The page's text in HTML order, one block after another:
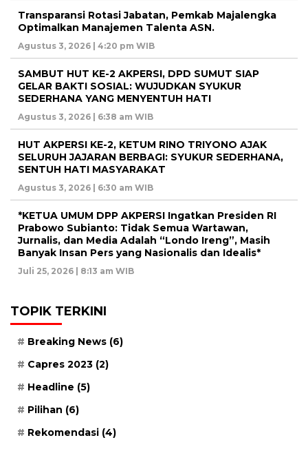
Transparansi Rotasi Jabatan, Pemkab Majalengka
Optimalkan Manajemen Talenta ASN.
Agustus 3, 2026 | 4:20 pm WIB
SAMBUT HUT KE-2 AKPERSI, DPD SUMUT SIAP
GELAR BAKTI SOSIAL: WUJUDKAN SYUKUR
SEDERHANA YANG MENYENTUH HATI
Agustus 3, 2026 | 6:38 am WIB
HUT AKPERSI KE-2, KETUM RINO TRIYONO AJAK
SELURUH JAJARAN BERBAGI: SYUKUR SEDERHANA,
SENTUH HATI MASYARAKAT
Agustus 3, 2026 | 6:30 am WIB
*KETUA UMUM DPP AKPERSI Ingatkan Presiden RI
Prabowo Subianto: Tidak Semua Wartawan,
Jurnalis, dan Media Adalah “Londo Ireng”, Masih
Banyak Insan Pers yang Nasionalis dan Idealis*
Juli 25, 2026 | 8:13 am WIB
TOPIK TERKINI
Breaking News (6)
Capres 2023 (2)
Headline (5)
Pilihan (6)
Rekomendasi (4)